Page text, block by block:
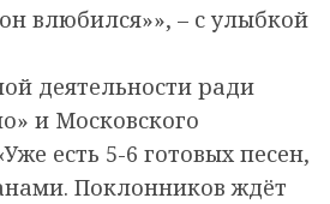
влюбился»», – с улыбкой
деятельности ради
и Московского
есть 5-6 готовых песен,
Поклонников ждёт